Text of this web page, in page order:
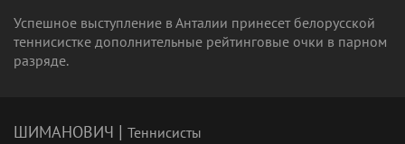
Успешное выступление в Анталии принесет белорусской
теннисистке дополнительные рейтинговые очки в парном
разряде.
ШИМАНОВИЧ | Теннисисты